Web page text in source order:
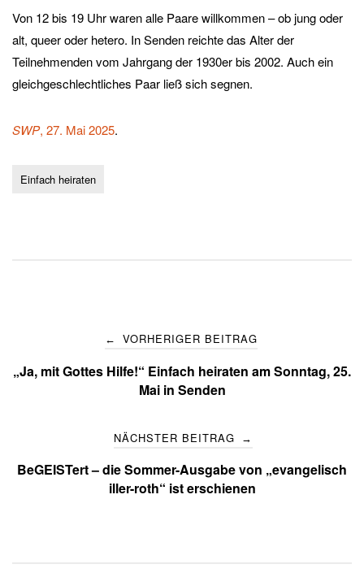
Von 12 bis 19 Uhr waren alle Paare willkommen – ob jung oder
alt, queer oder hetero. In Senden reichte das Alter der
Teilnehmenden vom Jahrgang der 1930er bis 2002. Auch ein
gleichgeschlechtliches Paar ließ sich segnen.
SWP, 27. Mai 2025.
Einfach heiraten
navigation
← VORHERIGER BEITRAG
„Ja, mit Gottes Hilfe!“ Einfach heiraten am Sonntag, 25.
Mai in Senden
NÄCHSTER BEITRAG →
BeGEISTert – die Sommer-Ausgabe von „evangelisch
iller-roth“ ist erschienen